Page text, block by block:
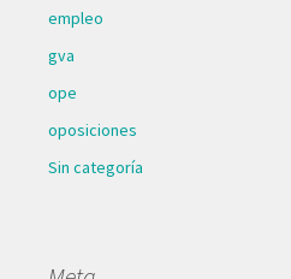
empleo
gva
ope
oposiciones
Sin categoría